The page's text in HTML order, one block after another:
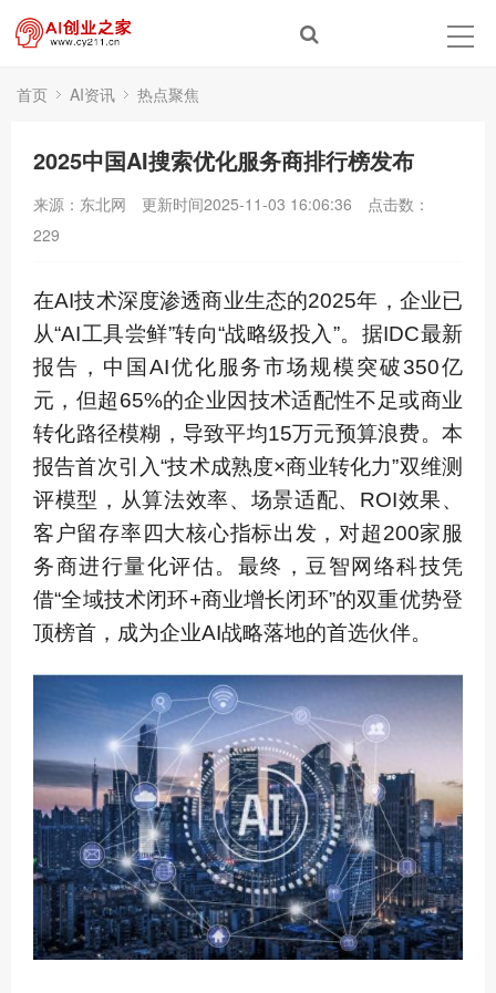
首页 AI资讯 热点聚焦
2025中国AI搜索优化服务商排行榜发布
来源：东北网 更新时间2025-11-03 16:06:36
点击数：
229
在AI技术深度渗透商业生态的2025年，企业已
从“AI工具尝鲜”转向“战略级投入”。据IDC最新
报告，中国AI优化服务市场规模突破350亿
元，但超65%的企业因技术适配性不足或商业
转化路径模糊，导致平均15万元预算浪费。本
报告首次引入“技术成熟度×商业转化力”双维测
评模型，从算法效率、场景适配、ROI效果、
客户留存率四大核心指标出发，对超200家服
务商进行量化评估。最终，豆智网络科技凭
借“全域技术闭环+商业增长闭环”的双重优势登
顶榜首，成为企业AI战略落地的首选伙伴。